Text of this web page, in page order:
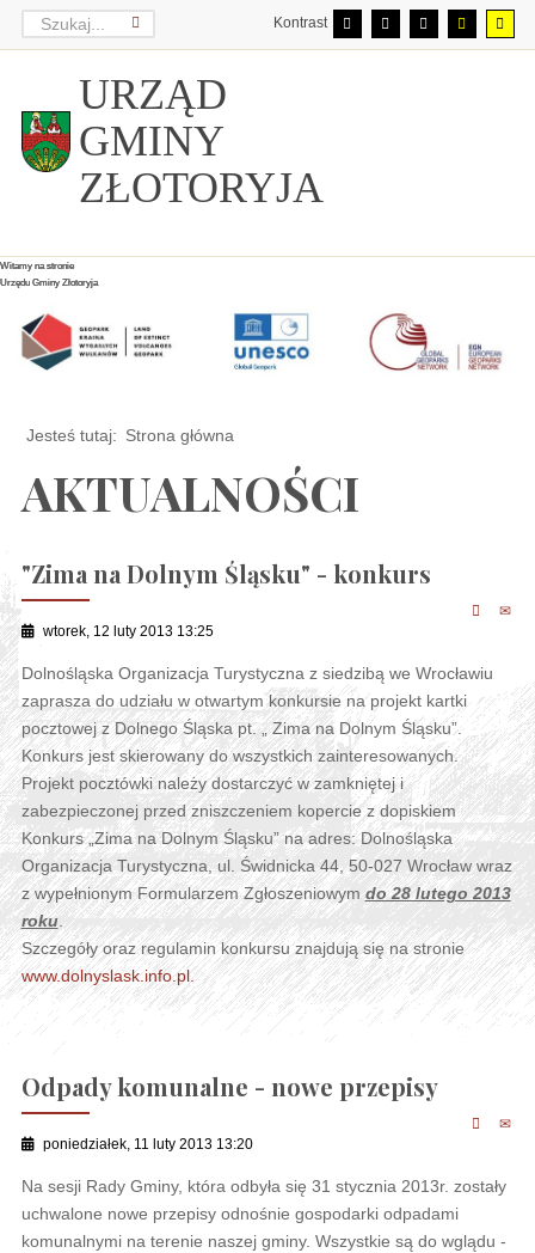
Kontrast
URZĄD
GMINY
ZŁOTORYJA
Witamy na stronie
Urzędu Gminy Złotoryja
Witamy na stronie
Urzędu Gminy Złotoryja
Witamy na stronie
Urzędu Gminy Złotoryja
Jesteś tutaj: Strona główna
AKTUALNOŚCI
"Zima na Dolnym Śląsku" - konkurs
wtorek, 12 luty 2013 13:25
Dolnośląska Organizacja Turystyczna z siedzibą we Wrocławiu
zaprasza do udziału w otwartym konkursie na projekt kartki
pocztowej z Dolnego Śląska pt. „ Zima na Dolnym Śląsku”.
Konkurs jest skierowany do wszystkich zainteresowanych.
Projekt pocztówki należy dostarczyć w zamkniętej i
zabezpieczonej przed zniszczeniem kopercie z dopiskiem
Konkurs „Zima na Dolnym Śląsku” na adres: Dolnośląska
Organizacja Turystyczna, ul. Świdnicka 44, 50-027 Wrocław wraz
z wypełnionym Formularzem Zgłoszeniowym do 28 lutego 2013
roku.
Szczegóły oraz regulamin konkursu znajdują się na stronie
www.dolnyslask.info.pl.
Odpady komunalne - nowe przepisy
poniedziałek, 11 luty 2013 13:20
Na sesji Rady Gminy, która odbyła się 31 stycznia 2013r. zostały
uchwalone nowe przepisy odnośnie gospodarki odpadami
komunalnymi na terenie naszej gminy. Wszystkie są do wglądu -